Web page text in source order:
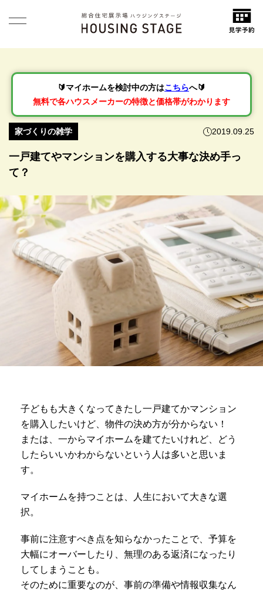
🔰マイホームを検討中の方はこちらへ🔰
無料で各ハウスメーカーの特徴と価格帯がわかります
家づくりの雑学 2019.09.25
一戸建てやマンションを購入する大事な決め手っ
て？
子どもも大きくなってきたし一戸建てかマンション
を購入したいけど、物件の決め方が分からない！
または、一からマイホームを建てたいけれど、どう
したらいいかわからないという人は多いと思いま
す。
マイホームを持つことは、人生において大きな選
択。
事前に注意すべき点を知らなかったことで、予算を
大幅にオーバーしたり、無理のある返済になったり
してしまうことも。
そのために重要なのが、事前の準備や情報収集なん